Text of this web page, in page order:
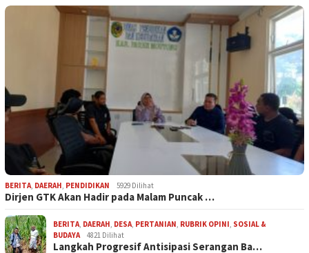
BERITA, DAERAH, PENDIDIKAN 5929 Dilihat
Dirjen GTK Akan Hadir pada Malam Puncak …
BERITA, DAERAH, DESA, PERTANIAN, RUBRIK OPINI, SOSIAL &
BUDAYA
4821 Dilihat
Langkah Progresif Antisipasi Serangan Ba…